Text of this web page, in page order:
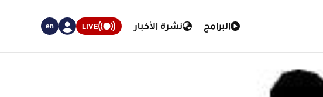
البرامج نشرة الأخبار LIVE
en